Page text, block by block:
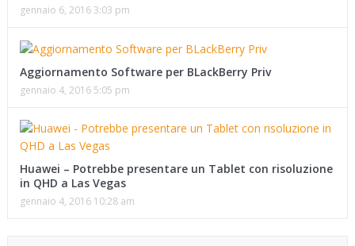
gennaio 6, 2016 3:03 pm
Aggiornamento Software per BLackBerry Priv
gennaio 4, 2016 5:05 pm
Huawei – Potrebbe presentare un Tablet con risoluzione
in QHD a Las Vegas
gennaio 4, 2016 10:28 am